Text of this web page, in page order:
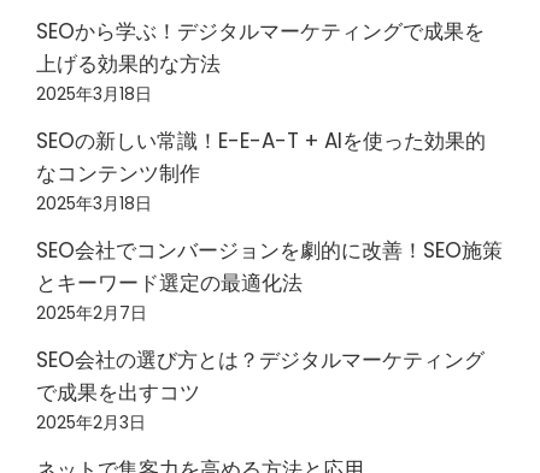
SEOから学ぶ！デジタルマーケティングで成果を
上げる効果的な方法
2025年3月18日
SEOの新しい常識！E-E-A-T + AIを使った効果的
なコンテンツ制作
2025年3月18日
SEO会社でコンバージョンを劇的に改善！SEO施策
とキーワード選定の最適化法
2025年2月7日
SEO会社の選び方とは？デジタルマーケティング
で成果を出すコツ
2025年2月3日